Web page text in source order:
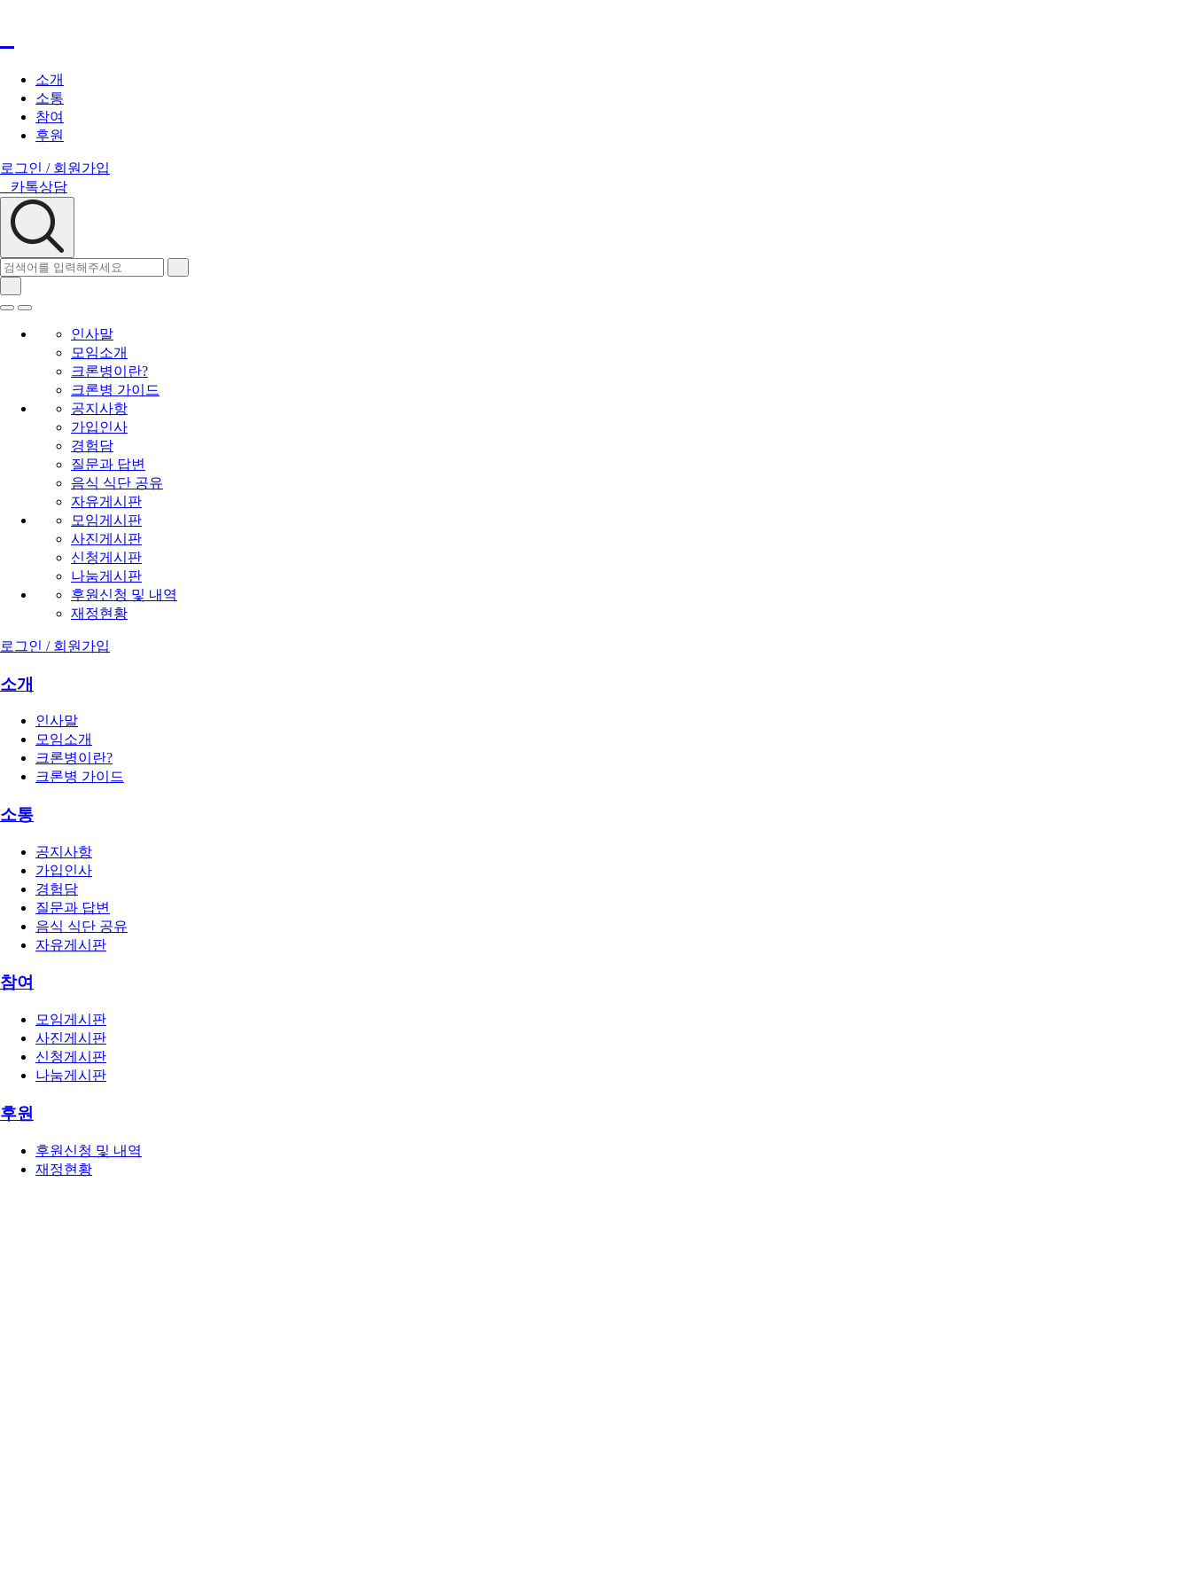
소개
소통
참여
후원
로그인 / 회원가입
카톡상담
인사말
모임소개
크론병이란?
크론병 가이드
공지사항
가입인사
경험담
질문과 답변
음식 식단 공유
자유게시판
모임게시판
사진게시판
신청게시판
나눔게시판
후원신청 및 내역
재정현황
로그인 / 회원가입
소개
인사말
모임소개
크론병이란?
크론병 가이드
소통
공지사항
가입인사
경험담
질문과 답변
음식 식단 공유
자유게시판
참여
모임게시판
사진게시판
신청게시판
나눔게시판
후원
후원신청 및 내역
재정현황